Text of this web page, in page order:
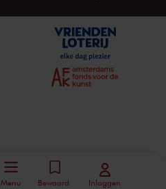
Menu Bewaard Inloggen